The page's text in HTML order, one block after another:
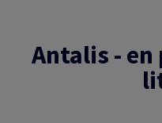
Antalis -